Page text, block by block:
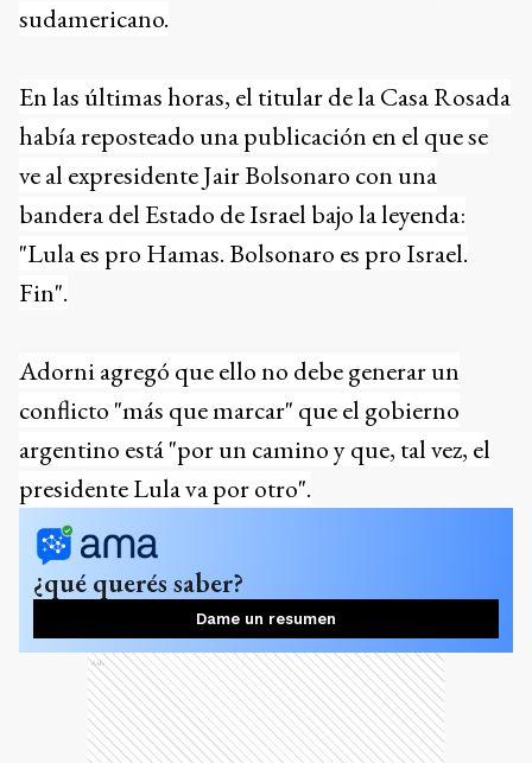
sudamericano.
En las últimas horas, el titular de la Casa Rosada
había reposteado una publicación en el que se
ve al expresidente Jair Bolsonaro con una
bandera del Estado de Israel bajo la leyenda:
"Lula es pro Hamas. Bolsonaro es pro Israel.
Fin".
Adorni agregó que ello no debe generar un
conflicto "más que marcar" que el gobierno
argentino está "por un camino y que, tal vez, el
presidente Lula va por otro".
¿qué querés saber?
Dame un resumen
Ads